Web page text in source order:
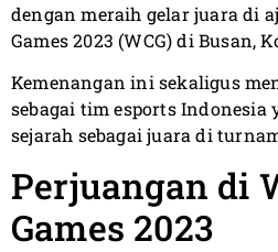
dengan meraih gelar juara di
Games 2023 (WCG) di Busan,
Kemenangan ini sekaligus
sebagai tim esports Indonesia
sejarah sebagai juara di
Perjuangan di
Games 2023